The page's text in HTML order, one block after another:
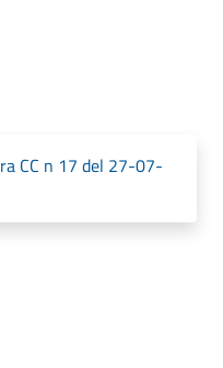
CC n 17 del 27-07-